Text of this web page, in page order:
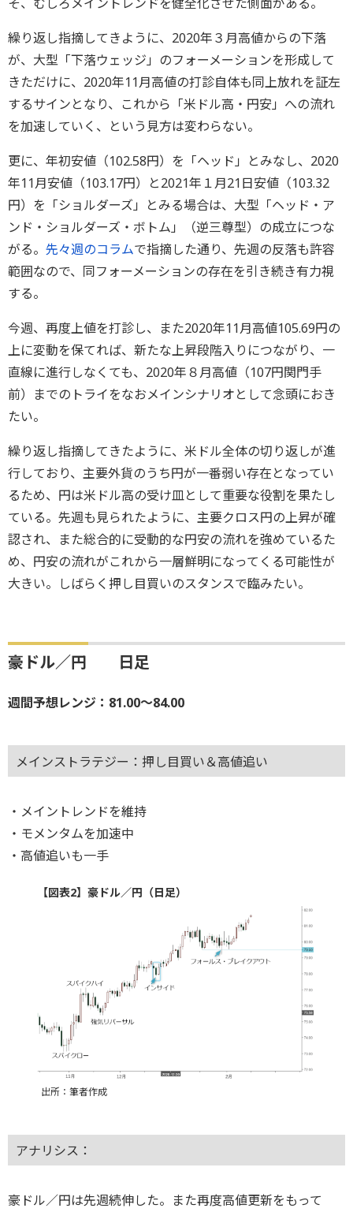
繰り返し指摘してきように、2020年３月高値からの下落
が、大型「下落ウェッジ」のフォーメーションを形成して
きただけに、2020年11月高値の打診自体も同上放れを証左
するサインとなり、これから「米ドル高・円安」への流れ
を加速していく、という見方は変わらない。
更に、年初安値（102.58円）を「ヘッド」とみなし、2020
年11月安値（103.17円）と2021年１月21日安値（103.32
円）を「ショルダーズ」とみる場合は、大型「ヘッド・ア
ンド・ショルダーズ・ボトム」（逆三尊型）の成立につな
がる。 先々週のコラムで指摘した通り、先週の反落も許容
範囲なので、同フォーメーションの存在を引き続き有力視
する。
今週、再度上値を打診し、また2020年11月高値105.69円の
上に変動を保てれば、新たな上昇段階入りにつながり、一
直線に進行しなくても、2020年８月高値（107円関門手
前）までのトライをなおメインシナリオとして念頭におき
たい。
繰り返し指摘してきたように、米ドル全体の切り返しが進
行しており、主要外貨のうち円が一番弱い存在となってい
るため、円は米ドル高の受け皿として重要な役割を果たし
ている。先週も見られたように、主要クロス円の上昇が確
認され、また総合的に受動的な円安の流れを強めているた
め、円安の流れがこれから一層鮮明になってくる可能性が
大きい。しばらく押し目買いのスタンスで臨みたい。
豪ドル／円 日足
週間予想レンジ：81.00～84.00
メインストラテジー：押し目買い＆高値追い
・メイントレンドを維持
・モメンタムを加速中
・高値追いも一手
【図表2】豪ドル／円（日足）
出所：筆者作成
アナリシス：
豪ドル／円は先週続伸した。また再度高値更新をもって